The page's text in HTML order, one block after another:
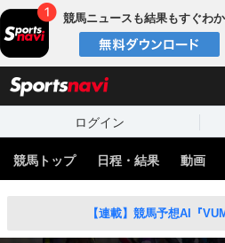
競馬ニュースも結果もすぐわ
ログイン
競馬トップ 日程・結果 動画
【連載】競馬予想AI『